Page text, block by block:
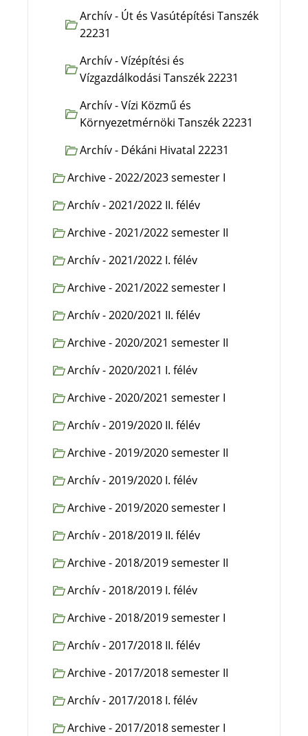
Archív - Út és Vasútépítési Tanszék
22231
Archív - Vízépítési és
Vízgazdálkodási Tanszék 22231
Archív - Vízi Közmű és
Környezetmérnöki Tanszék 22231
Archív - Dékáni Hivatal 22231
Archive - 2022/2023 semester I
Archív - 2021/2022 II. félév
Archive - 2021/2022 semester II
Archív - 2021/2022 I. félév
Archive - 2021/2022 semester I
Archív - 2020/2021 II. félév
Archive - 2020/2021 semester II
Archív - 2020/2021 I. félév
Archive - 2020/2021 semester I
Archív - 2019/2020 II. félév
Archive - 2019/2020 semester II
Archív - 2019/2020 I. félév
Archive - 2019/2020 semester I
Archív - 2018/2019 II. félév
Archive - 2018/2019 semester II
Archív - 2018/2019 I. félév
Archive - 2018/2019 semester I
Archív - 2017/2018 II. félév
Archive - 2017/2018 semester II
Archív - 2017/2018 I. félév
Archive - 2017/2018 semester I